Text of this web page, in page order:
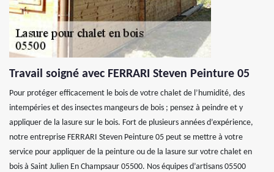
Travail soigné avec FERRARI Steven Peinture 05
Pour protéger efficacement le bois de votre chalet de l’humidité, des
intempéries et des insectes mangeurs de bois ; pensez à peindre et y
appliquer de la lasure sur le bois. Fort de plusieurs années d’expérience,
notre entreprise FERRARI Steven Peinture 05 peut se mettre à votre
service pour appliquer de la peinture ou de la lasure sur votre chalet en
bois à Saint Julien En Champsaur 05500. Nos équipes d’artisans 05500